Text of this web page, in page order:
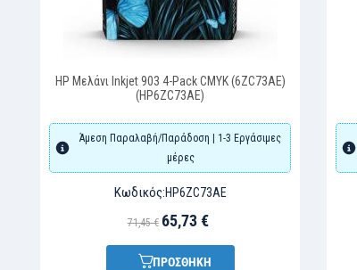
HP Μελάνι Inkjet 903 4-Pack CMYK (6ZC73AE)
(HP6ZC73AE)
Άμεση Παραλαβή/Παράδοση | 1-3 Εργάσιμες
μέρες
Κωδικός:HP6ZC73AE
71,45 € 65,73 €
ΠΡΟΣΘΗΚΗ